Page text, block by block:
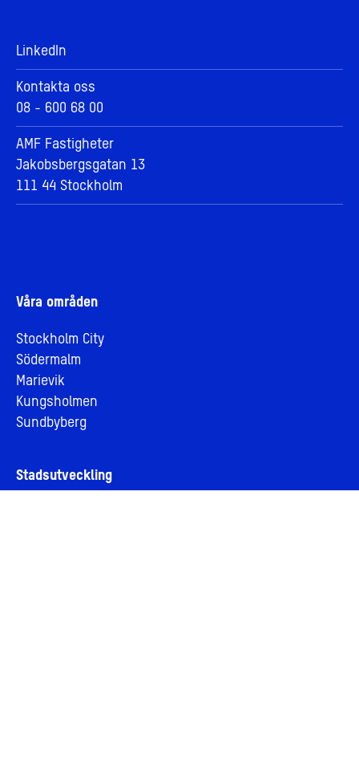
LinkedIn
Kontakta oss
08 - 600 68 00
AMF Fastigheter
Jakobsbergsgatan 13
111 44 Stockholm
Våra områden
Stockholm City
Södermalm
Marievik
Kungsholmen
Sundbyberg
Stadsutveckling